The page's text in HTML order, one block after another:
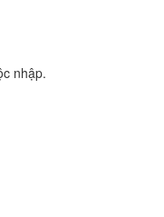
nhập.